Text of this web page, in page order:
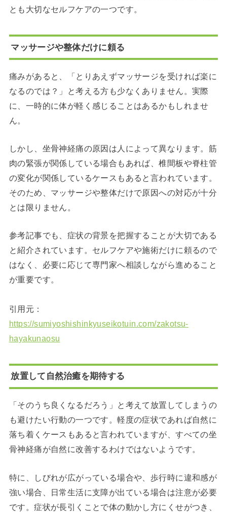
とも大切なセルフケアの一つです。
マッサージや整体だけに頼る
痛みがあると、「とりあえずマッサージを受ければ楽に
なるのでは？」と考える方も少なくありません。実際
に、一時的に体が軽く感じることはあるかもしれませ
ん。
しかし、坐骨神経痛の原因は人によって異なります。筋
肉の緊張が関係している場合もあれば、椎間板や脊柱管
の変化が関係しているケースもあると言われています。
そのため、マッサージや整体だけで原因への対応が十分
とは限りません。
参考記事でも、症状の背景を把握することが大切である
と紹介されています。セルフケアや施術だけに頼るので
はなく、必要に応じて専門家へ相談しながら進めること
が重要です。
引用元：
https://sumiyoshishinkyuseikotuin.com/zakotsu-
hayakunaosu
放置して自然治癒を期待する
「そのうち良くなるだろう」と考えて放置してしまうの
も避けたい行動の一つです。軽度の症状であれば自然に
落ち着くケースもあると言われていますが、すべての坐
骨神経痛が自然に改善するわけではないようです。
特に、しびれが広がっている場合や、歩行時に違和感が
強い場合、日常生活に支障が出ている場合は注意が必要
です。症状が長引くことで体の動かし方にくせがつき、